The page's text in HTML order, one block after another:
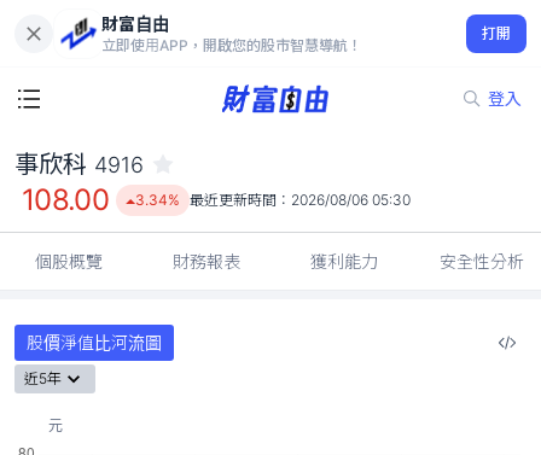
財富自由
立即使用APP，開啟您的股市智慧導航！
打開
登入
108.00
3.34%
事欣科 4916
108.00 3.34% 最近更新時間： 2026/08/06 05:30
個股概覽 財務報表 獲利能力 安全性分析
股價淨值比河流圖
近5年